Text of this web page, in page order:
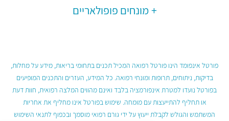
מונחים פופולאריים
פורטל אינפומד הינו פורטל רפואה המכיל תכנים בתחומי בריאות, מידע על מחלות,
בדיקות, ניתוחים, תרופות ומונחי רפואה. כל המידע, העזרים והתכנים המופיעים
בפורטל נועדו למטרת אינפורמציה בלבד ואינם מהווים המלצה רפואית, חוות דעת
או תחליף להתייעצות עם מומחה. שימוש בפורטל אינו מחליף את אחריות
המשתמש והגולש לקבלת ייעוץ על ידי גורם רפואי מוסמך ובכפוף לתנאי השימוש